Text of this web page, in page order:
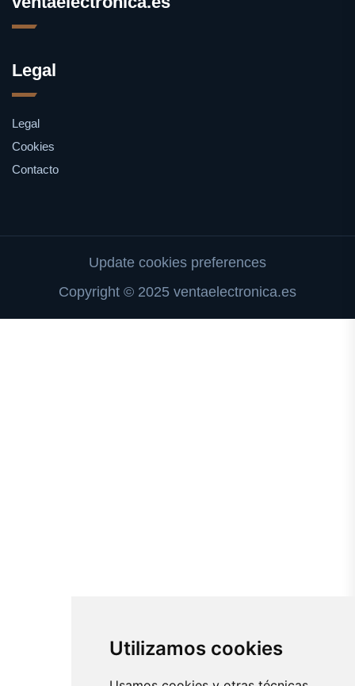
Utilizamos cookies
Legal
Legal
Cookies
Contacto
Update cookies preferences
Copyright © 2025 ventaelectronica.es